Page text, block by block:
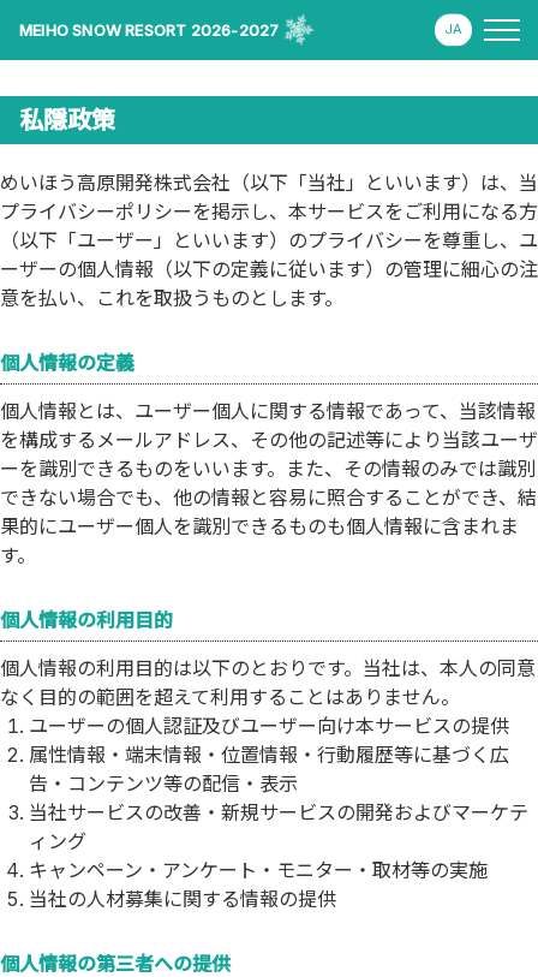
MEIHO SNOW RESORT 2026-2027
私隱政策
めいほう高原開発株式会社（以下「当社」といいます）は、当
プライバシーポリシーを掲示し、本サービスをご利用になる方
（以下「ユーザー」といいます）のプライバシーを尊重し、ユ
ーザーの個人情報（以下の定義に従います）の管理に細心の注
意を払い、これを取扱うものとします。
個人情報の定義
個人情報とは、ユーザー個人に関する情報であって、当該情報
を構成するメールアドレス、その他の記述等により当該ユーザ
ーを識別できるものをいいます。また、その情報のみでは識別
できない場合でも、他の情報と容易に照合することができ、結
果的にユーザー個人を識別できるものも個人情報に含まれま
す。
個人情報の利用目的
個人情報の利用目的は以下のとおりです。当社は、本人の同意
なく目的の範囲を超えて利用することはありません。
ユーザーの個人認証及びユーザー向け本サービスの提供
属性情報・端末情報・位置情報・行動履歴等に基づく広
告・コンテンツ等の配信・表示
当社サービスの改善・新規サービスの開発およびマーケテ
ィング
キャンペーン・アンケート・モニター・取材等の実施
当社の人材募集に関する情報の提供
個人情報の第三者への提供